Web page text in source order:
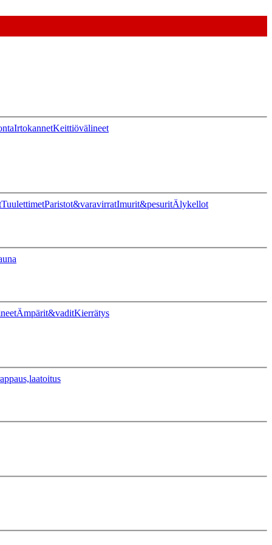
IrtokannetKeittiövälineet
TuulettimetParistot&varavirratImurit&pesuritÄlykellot
Ämpärit&vaditKierrätys